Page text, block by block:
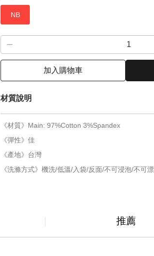
NB
加入購物車
材質說明
《材質》Main: 97%Cotton 3%Spandex
《彈性》佳
《產地》台灣
《洗滌方式》機洗/低溫/入袋/反面/不可浸泡/不可
推薦